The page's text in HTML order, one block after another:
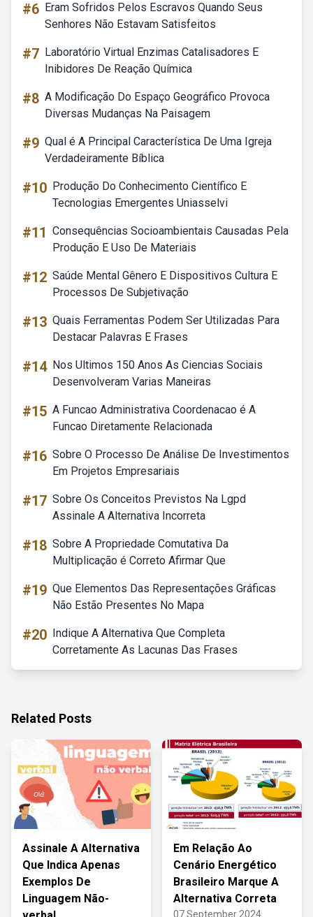
#6 Eram Sofridos Pelos Escravos Quando Seus
Senhores Não Estavam Satisfeitos
#7 Laboratório Virtual Enzimas Catalisadores E
Inibidores De Reação Química
#8 A Modificação Do Espaço Geográfico Provoca
Diversas Mudanças Na Paisagem
#9 Qual é A Principal Característica De Uma Igreja
Verdadeiramente Bíblica
#10 Produção Do Conhecimento Científico E
Tecnologias Emergentes Uniasselvi
#11 Consequências Socioambientais Causadas Pela
Produção E Uso De Materiais
#12 Saúde Mental Gênero E Dispositivos Cultura E
Processos De Subjetivação
#13 Quais Ferramentas Podem Ser Utilizadas Para
Destacar Palavras E Frases
#14 Nos Ultimos 150 Anos As Ciencias Sociais
Desenvolveram Varias Maneiras
#15 A Funcao Administrativa Coordenacao é A
Funcao Diretamente Relacionada
#16 Sobre O Processo De Análise De Investimentos
Em Projetos Empresariais
#17 Sobre Os Conceitos Previstos Na Lgpd
Assinale A Alternativa Incorreta
#18 Sobre A Propriedade Comutativa Da
Multiplicação é Correto Afirmar Que
#19 Que Elementos Das Representações Gráficas
Não Estão Presentes No Mapa
#20 Indique A Alternativa Que Completa
Corretamente As Lacunas Das Frases
Related Posts
Assinale A Alternativa
Que Indica Apenas
Exemplos De
Linguagem Não-
Em Relação Ao
Cenário Energético
Brasileiro Marque A
Alternativa Correta
07 September 2024